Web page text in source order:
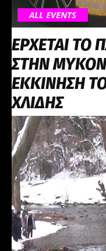
ALL EVENTS
ΕΡΧΕΤΑΙ ΤΟ
ΣΤΗΝ
ΕΚΚΙΝΗΣΗ
ΧΛΙΔΗΣ